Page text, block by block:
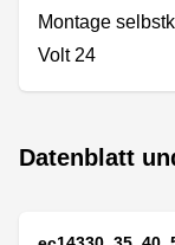
Montage
Volt 24
Datenblatt